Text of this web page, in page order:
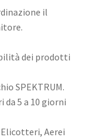
il
dei prodotti
SPEKTRUM.
5 a 10 giorni
Aerei